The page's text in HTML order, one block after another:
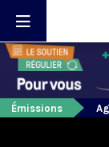
Émissions